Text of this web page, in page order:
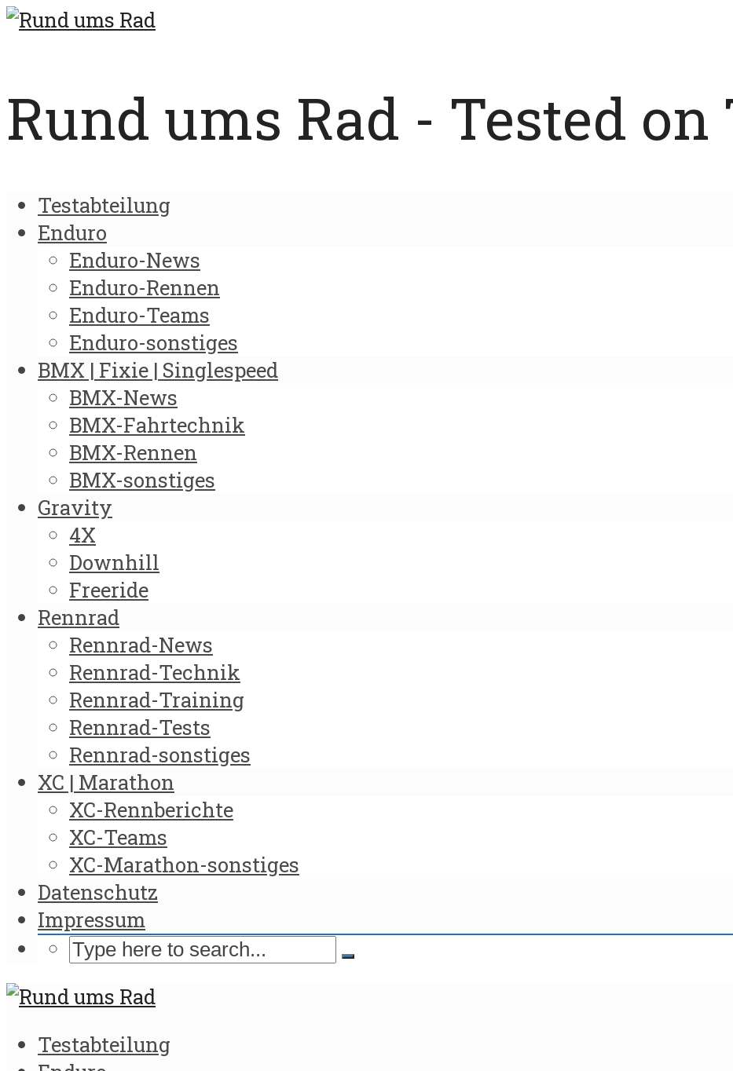
Rund ums Rad - Tested
Testabteilung
Enduro
Enduro-News
Enduro-Rennen
Enduro-Teams
Enduro-sonstiges
BMX | Fixie | Singlespeed
BMX-News
BMX-Fahrtechnik
BMX-Rennen
BMX-sonstiges
Gravity
4X
Downhill
Freeride
Rennrad
Rennrad-News
Rennrad-Technik
Rennrad-Training
Rennrad-Tests
Rennrad-sonstiges
XC | Marathon
XC-Rennberichte
XC-Teams
XC-Marathon-sonstiges
Datenschutz
Impressum
Testabteilung